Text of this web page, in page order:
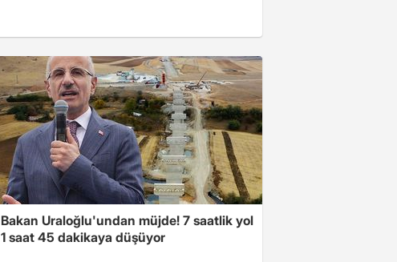
Bakan Uraloğlu'undan müjde! 7 saatlik yol
1 saat 45 dakikaya düşüyor